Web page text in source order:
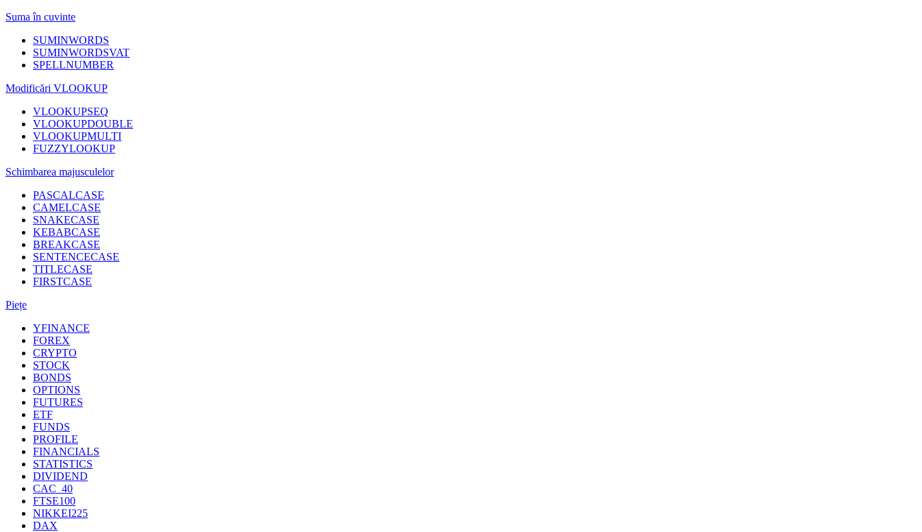
Suma în cuvinte
SUMINWORDS
SUMINWORDSVAT
SPELLNUMBER
Modificări VLOOKUP
VLOOKUPSEQ
VLOOKUPDOUBLE
VLOOKUPMULTI
FUZZYLOOKUP
Schimbarea majusculelor
PASCALCASE
CAMELCASE
SNAKECASE
KEBABCASE
BREAKCASE
SENTENCECASE
TITLECASE
FIRSTCASE
Piețe
YFINANCE
FOREX
CRYPTO
STOCK
BONDS
OPTIONS
FUTURES
ETF
FUNDS
PROFILE
FINANCIALS
STATISTICS
DIVIDEND
CAC_40
FTSE100
NIKKEI225
DAX